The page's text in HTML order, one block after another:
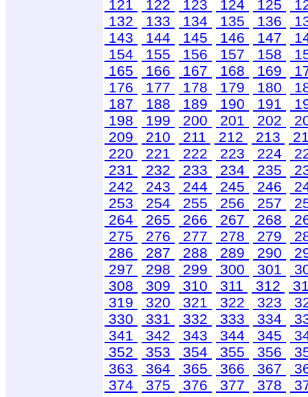
121
122 123 124 125
132
133 134 135 136
143
144 145 146 147
154
155 156 157 158
165
166 167 168 169
176
177 178 179 180
187
188 189 190 191
198
199 200 201 202
209
210 211 212 213
220
221 222 223 224
231
232 233 234 235
242
243 244 245 246
253
254 255 256 257
264
265 266 267 268
275
276 277 278 279
286
287 288 289 290
297
298 299 300 301
308
309 310 311 312
319
320 321 322 323
330
331 332 333 334
341
342 343 344 345
352
353 354 355 356
363
364 365 366 367
374
375 376 377 378